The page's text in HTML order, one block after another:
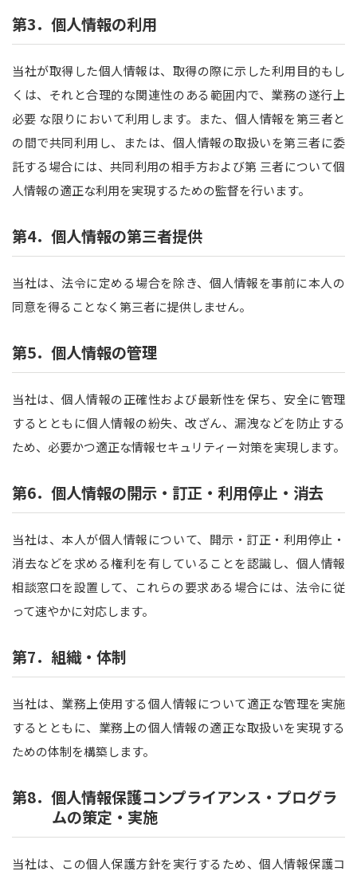
第3．個人情報の利用
当社が取得した個人情報は、取得の際に示した利用目的もし
くは、それと合理的な関連性のある範囲内で、業務の遂行上
必要 な限りにおいて利用します。また、個人情報を第三者と
の間で共同利用し、または、個人情報の取扱いを第三者に委
託する場合には、共同利用の相手方および第 三者について個
人情報の適正な利用を実現するための監督を行います。
第4．個人情報の第三者提供
当社は、法令に定める場合を除き、個人情報を事前に本人の
同意を得ることなく第三者に提供しません。
第5．個人情報の管理
当社は、個人情報の正確性および最新性を保ち、安全に管理
するとともに個人情報の紛失、改ざん、漏洩などを防止する
ため、必要かつ適正な情報セキュリティー対策を実現します。
第6．個人情報の開示・訂正・利用停止・消去
当社は、本人が個人情報について、開示・訂正・利用停止・
消去などを求める権利を有していることを認識し、個人情報
相談窓口を設置して、これらの要求ある場合には、法令に従
って速やかに対応します。
第7．組織・体制
当社は、業務上使用する個人情報について適正な管理を実施
するとともに、業務上の個人情報の適正な取扱いを実現する
ための体制を構築します。
第8．個人情報保護コンプライアンス・プログラ
ムの策定・実施
当社は、この個人保護方針を実行するため、個人情報保護コ